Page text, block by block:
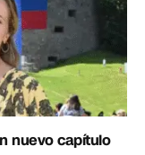
nuevo capítulo